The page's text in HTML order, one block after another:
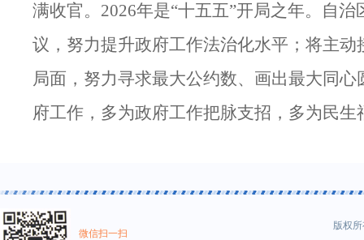
满收官。2026年是“十五五”开局之年。自
议，努力提升政府工作法治化水平；将主
局面，努力寻求最大公约数、画出最大同
府工作，多为政府工作把脉支招，多为民
微信扫一扫
版权